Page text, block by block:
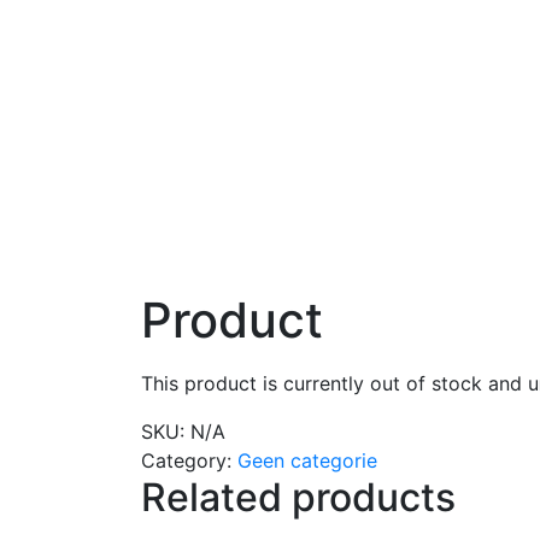
Product
This product is currently out of stock and
SKU: N/A
Category: Geen categorie
Related products